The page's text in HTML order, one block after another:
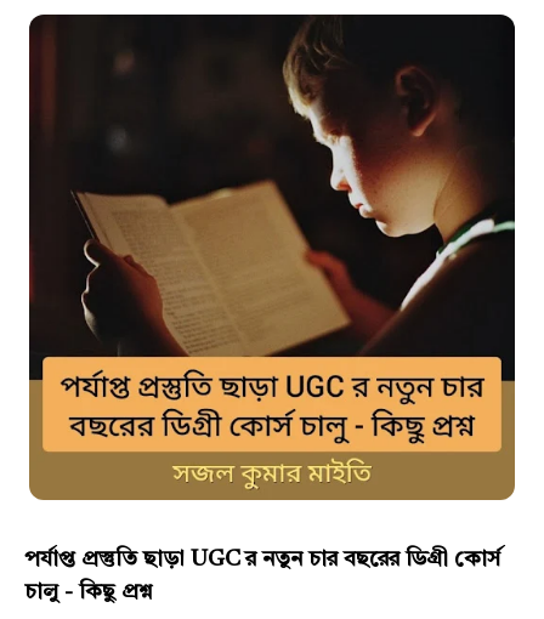
পর্যাপ্ত প্রস্তুতি ছাড়া UGC র নতুন চার বছরের ডিগ্রী কোর্স
চালু - কিছু প্রশ্ন